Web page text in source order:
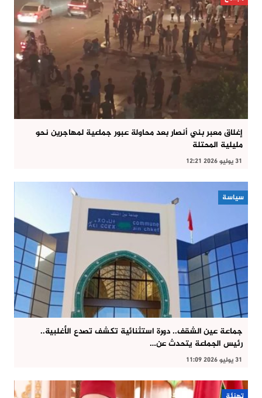
إغلاق معبر بني أنصار بعد محاولة عبور جماعية لمهاجرين نحو
مليلية المحتلة
31 يوليو 2026 12:21
سياسة
جماعة عين الشقف.. دورة استثنائية تكشف تصدع الأغلبية..
رئيس الجماعة يتحدث عن…
31 يوليو 2026 11:09